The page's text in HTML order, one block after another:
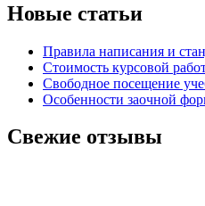
Новые статьи
Правила написания и
Стоимость курсовой
Свободное посещение
Особенности заочной
Свежие отзывы